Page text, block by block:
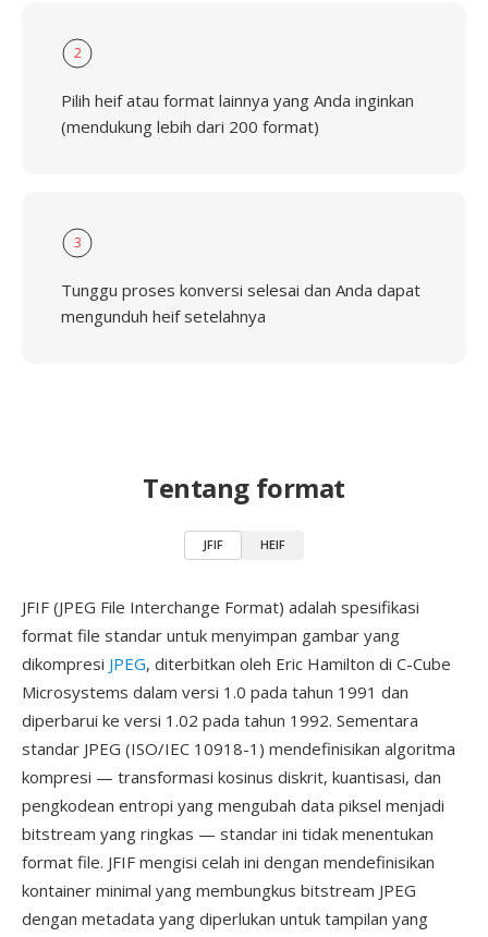
2
Pilih heif atau format lainnya yang Anda inginkan
(mendukung lebih dari 200 format)
3
Tunggu proses konversi selesai dan Anda dapat
mengunduh heif setelahnya
Tentang format
JFIF HEIF
JFIF (JPEG File Interchange Format) adalah spesifikasi
format file standar untuk menyimpan gambar yang
dikompresi JPEG, diterbitkan oleh Eric Hamilton di C-Cube
Microsystems dalam versi 1.0 pada tahun 1991 dan
diperbarui ke versi 1.02 pada tahun 1992. Sementara
standar JPEG (ISO/IEC 10918-1) mendefinisikan algoritma
kompresi — transformasi kosinus diskrit, kuantisasi, dan
pengkodean entropi yang mengubah data piksel menjadi
bitstream yang ringkas — standar ini tidak menentukan
format file. JFIF mengisi celah ini dengan mendefinisikan
kontainer minimal yang membungkus bitstream JPEG
dengan metadata yang diperlukan untuk tampilan yang